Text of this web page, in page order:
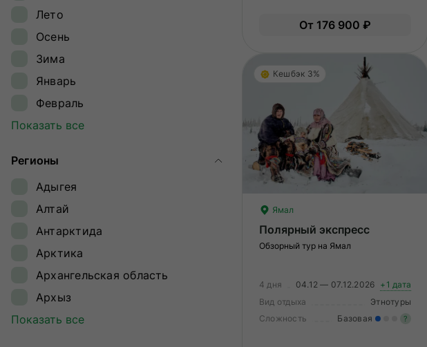
Лето
Осень
Зима
Январь
Февраль
Март
Июнь
Июль
Август
Сентябрь
Октябрь
Ноябрь
Декабрь
Показать все
Регионы
Адыгея
Алтай
Антарктида
Арктика
Архангельская область
Архыз
БайкалПоказать все
От 176 900 ₽
Кешбэк 3%
Ямал
Полярный экспресс
Обзорный тур на Ямал
4 дня 04.12 — 07.12.2026 +1 дата
Вид отдыха
Этнотуры
Сложность
Базовая ?